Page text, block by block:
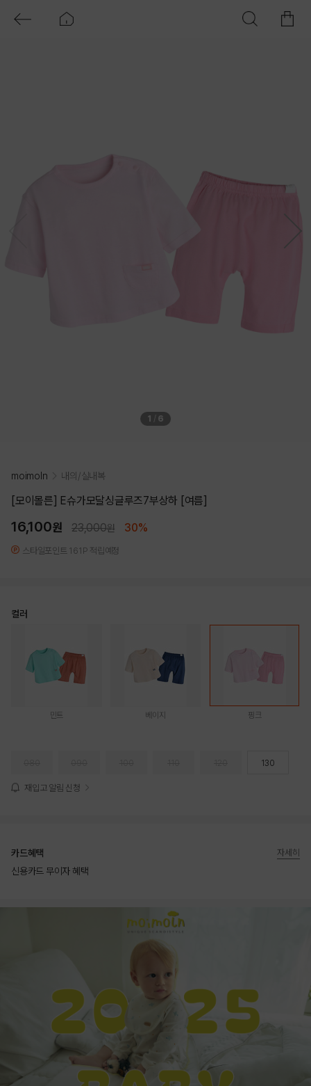
1 / 6
moimoln 내의/실내복
[모이몰른] E슈가모달싱글루즈7부상하 [여름]
16,100원 23,000원 30%
스타일포인트 161P 적립예정
컬러
민트 베이지 핑크
130
재입고 알림 신청
카드혜택
신용카드 무이자 혜택
자세히